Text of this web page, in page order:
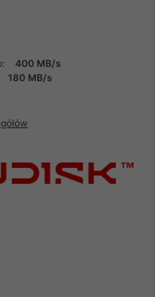
400 MB/s
180 MB/s